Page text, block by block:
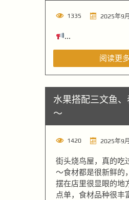
1335 2025年9
...
阅读更多
水果搭配三文鱼
～
1420 2025年9
街头烧鸟屋，真的吃
～食材都是很新鲜的
摆在店里很显眼的地
点单，食材品种很丰